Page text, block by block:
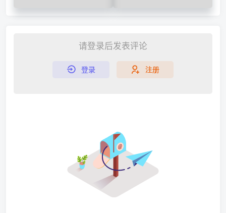
请登录后发表评论
登录 注册